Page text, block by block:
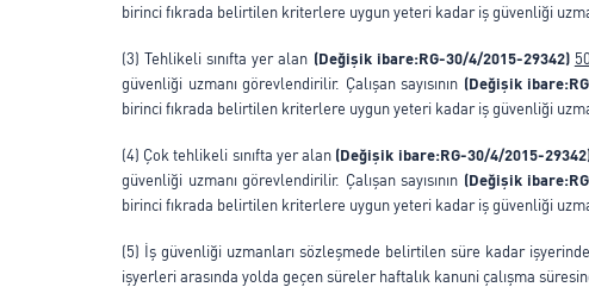
birinci fıkrada belirtilen kriterlere uygun yeteri kadar iş güvenliği
(3) Tehlikeli sınıfta yer alan (Değişik ibare:RG-30/4/2015-29342)
güvenliği uzmanı görevlendirilir. Çalışan sayısının (Değişik
birinci fıkrada belirtilen kriterlere uygun yeteri kadar iş güvenliği
(4) Çok tehlikeli sınıfta yer alan (Değişik ibare:RG-30/4/2015-
güvenliği uzmanı görevlendirilir. Çalışan sayısının (Değişik
birinci fıkrada belirtilen kriterlere uygun yeteri kadar iş güvenliği
(5) İş güvenliği uzmanları sözleşmede belirtilen süre kadar
işyerleri arasında yolda geçen süreler haftalık kanuni çalışma